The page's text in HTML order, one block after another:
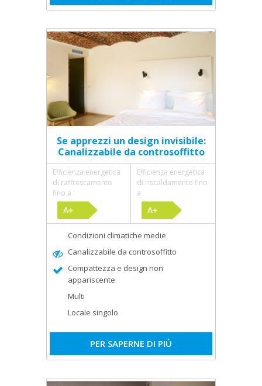
Se apprezzi un design invisibile:
Canalizzabile da controsoffitto
Efficienza energetica
di raffrescamento
fino a
Efficienza energetica
di riscaldamento fino
a
Condizioni climatiche medie
Canalizzabile da controsoffitto
Compattezza e design non
appariscente
Multi
Locale singolo
PER SAPERNE DI PIÙ